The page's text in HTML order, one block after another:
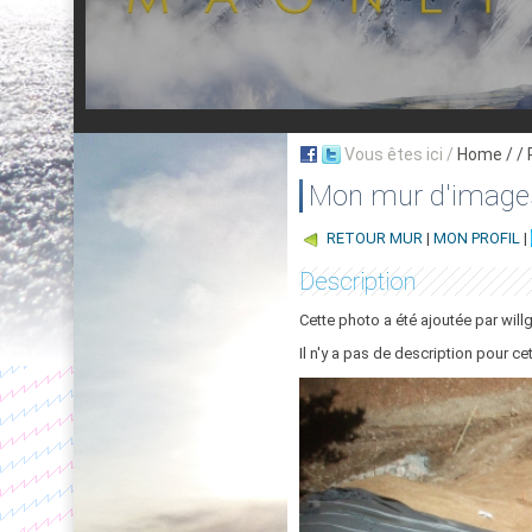
Vous êtes ici / Home / /
Mon mur
RETOUR MUR | MON PROFIL |
Description
Cette photo a été ajoutée par
Il n'y a pas de description pour